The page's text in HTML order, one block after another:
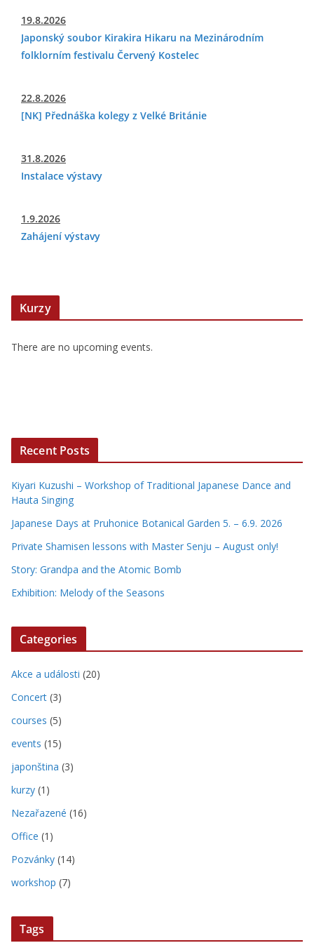
19.8.2026
Japonský soubor Kirakira Hikaru na Mezinárodním
folklorním festivalu Červený Kostelec
22.8.2026
[NK] Přednáška kolegy z Velké Británie
31.8.2026
Instalace výstavy
1.9.2026
Zahájení výstavy
Kurzy
There are no upcoming events.
Recent Posts
Kiyari Kuzushi – Workshop of Traditional Japanese Dance and
Hauta Singing
Japanese Days at Pruhonice Botanical Garden 5. – 6.9. 2026
Private Shamisen lessons with Master Senju – August only!
Story: Grandpa and the Atomic Bomb
Exhibition: Melody of the Seasons
Categories
Akce a události (20)
Concert (3)
courses (5)
events (15)
japonština (3)
kurzy (1)
Nezařazené (16)
Office (1)
Pozvánky (14)
workshop (7)
Tags